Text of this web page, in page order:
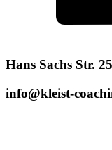
Hans Sachs Str.
info@kleist-